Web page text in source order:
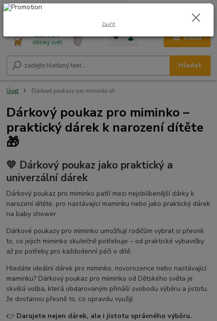
Menu
Hledat
+420 604 278 943 0,00 Kč
Úvod Dárkové poukazy pro miminko 👶
Dárkový poukaz pro miminko –
praktický dárek k narození dítěte
🎁
💛 Dárkový poukaz jako praktický a
univerzální dárek
Dárkový poukaz pro miminko patří mezi nejoblíbenější dárky k
narození dítěte, pro nastávající maminku nebo jako praktický dárek
na baby shower.
Dárkové poukazy pro miminko umožňují rodičům vybrat si přesně
to, co jejich miminko skutečně potřebuje – od praktické výbavičky
až po potřeby pro každodenní péči o dítě.
Hledáte ideální dárek pro miminko, novorozence nebo nastávající
maminku? Dárkový poukaz pro miminko od Dětského světa je
skvělá volba, která obdarovaným přináší svobodu výběru a jistotu,
že dostanou přesně to, co opravdu využijí.
👉 Darujete nejen dárek, ale i jistotu správného výběru.
Zavřít